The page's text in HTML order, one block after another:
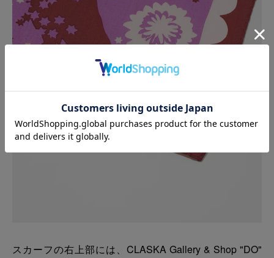
スカーフの右上部には、CLASKA Gallery & Shop "DO"